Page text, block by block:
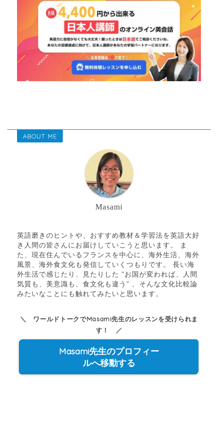
ABOUT ME
Masami
英語磨きのヒントや、おすすめ教材＆学習法を英語大好
き人間の皆さんにお届けしていこうと思います。 ま
た、現在住んでいるフランスを中心に、海外生活、海外
風景、海外食文化も発信していくつもりです。 長い海
外生活で感じたり、見たりした ”お国が変われば、人間
気質も、美意識も、食文化も違う” 、そんな文化比較論
みたいなことにも触れてみたいと思います。
＼ ワールドトークでMasami先生のレッスンを受けられま
す！ ／
Masami先生のプロフィー
ルへ移動する